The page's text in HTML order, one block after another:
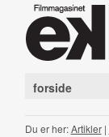
forside
Du er her:Artikler|